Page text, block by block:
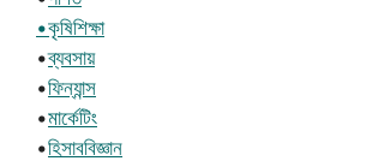
•কৃষিশিক্ষা
•ব্যবসায়
•ফিন্যান্স
•মার্কেটিং
•হিসাববিজ্ঞান